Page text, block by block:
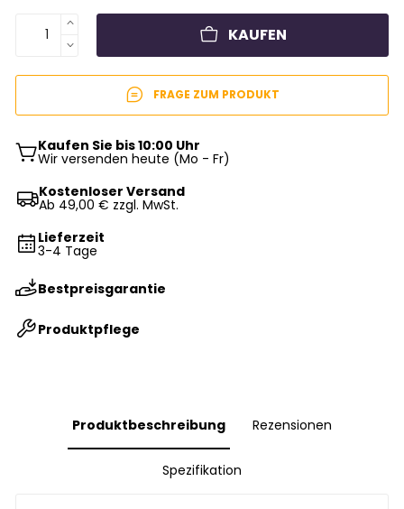
KAUFEN
FRAGE ZUM PRODUKT
Kaufen Sie bis 10:00 Uhr
Wir versenden heute (Mo - Fr)
Kostenloser Versand
Ab 49,00 € zzgl. MwSt.
Lieferzeit
3-4 Tage
Bestpreisgarantie
Produktpflege
Produktbeschreibung Rezensionen
Spezifikation